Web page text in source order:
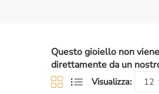
Questo gioiello non
direttamente da un
Visualizza: